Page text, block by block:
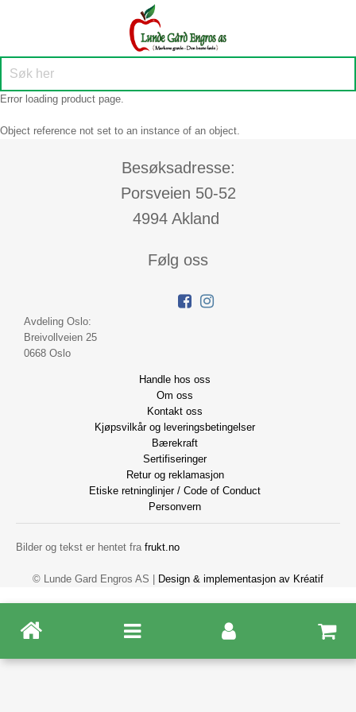
Error loading product page.
Object reference not set to an instance of an object.
Besøksadresse:
Porsveien 50-52
4994 Akland
Følg oss
Avdeling Oslo:
Breivollveien 25
0668 Oslo
Handle hos oss
Om oss
Kontakt oss
Kjøpsvilkår og leveringsbetingelser
Bærekraft
Sertifiseringer
Retur og reklamasjon
Etiske retninglinjer / Code of Conduct
Personvern
Bilder og tekst er hentet fra frukt.no
© Lunde Gard Engros AS | Design & implementasjon av Kréatif